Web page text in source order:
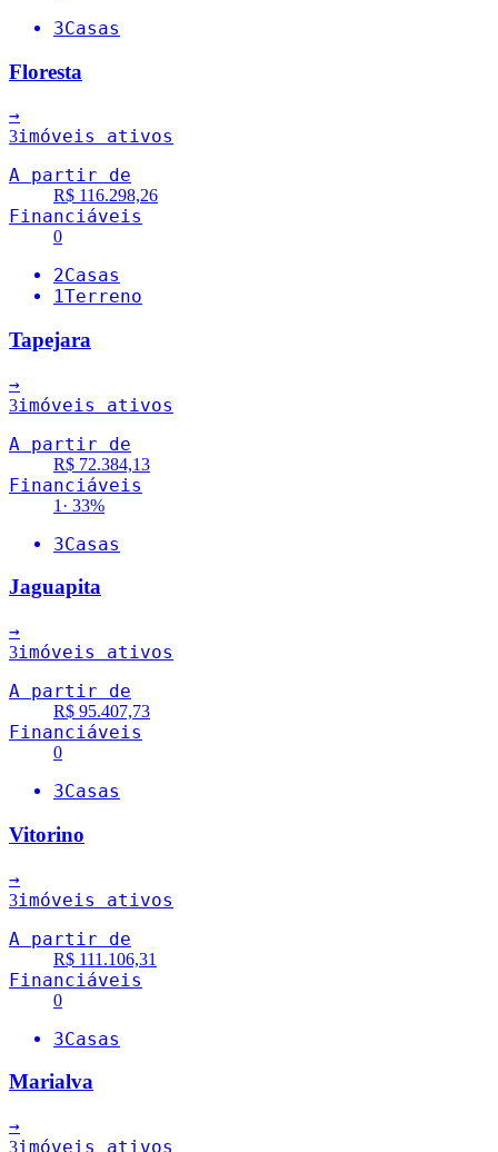
3Casas
Floresta
→
3imóveis ativos
A partir de
R$ 116.298,26
Financiáveis
0
2Casas
1Terreno
Tapejara
→
3imóveis ativos
A partir de
R$ 72.384,13
Financiáveis
1 · 33%
3Casas
Jaguapita
→
3imóveis ativos
A partir de
R$ 95.407,73
Financiáveis
0
3Casas
Vitorino
→
3imóveis ativos
A partir de
R$ 111.106,31
Financiáveis
0
3Casas
Marialva
→
3imóveis ativos